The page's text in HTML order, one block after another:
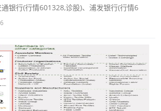
银行(行情601328,诊股)、浦发银行(行情6